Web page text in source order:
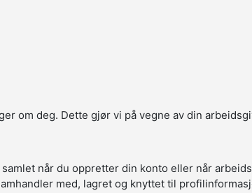
om deg. Dette gjør vi på vegne av din
når du oppretter din konto eller når
med, lagret og knyttet til